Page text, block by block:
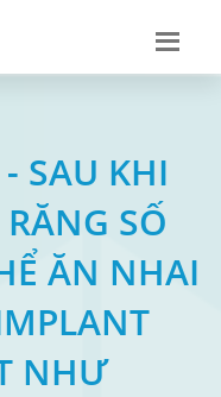
SAU KHI
SỐ
ĂN NHAI
NHƯ